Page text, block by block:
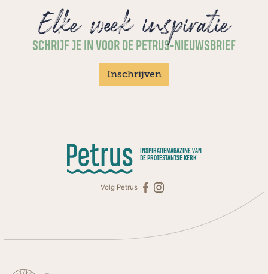
Elke week inspiratie
SCHRIJF JE IN VOOR DE PETRUS-NIEUWSBRIEF
Inschrijven
INSPIRATIEMAGAZINE VAN
DE PROTESTANTSE KERK
Volg Petrus